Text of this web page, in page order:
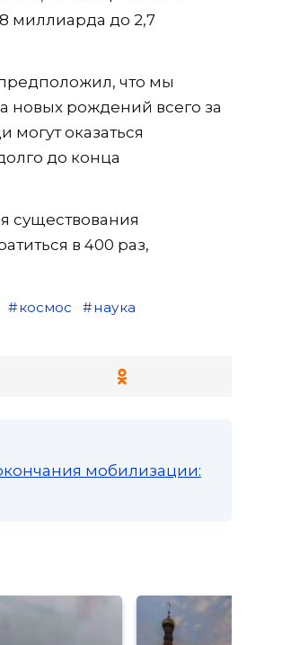
миллиарда до 2,7
что мы
новых рождений всего за
могут оказаться
до конца
существования
в 400 раз,
космос
наука
мобилизации: